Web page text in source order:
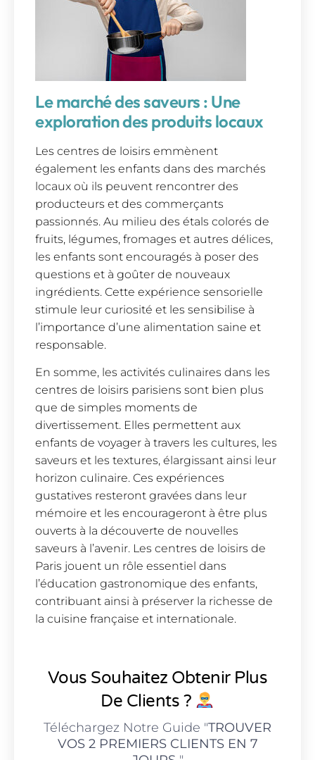
Le marché des saveurs : Une
exploration des produits locaux
Les centres de loisirs emmènent
également les enfants dans des marchés
locaux où ils peuvent rencontrer des
producteurs et des commerçants
passionnés. Au milieu des étals colorés de
fruits, légumes, fromages et autres délices,
les enfants sont encouragés à poser des
questions et à goûter de nouveaux
ingrédients. Cette expérience sensorielle
stimule leur curiosité et les sensibilise à
l’importance d’une alimentation saine et
responsable.
En somme, les activités culinaires dans les
centres de loisirs parisiens sont bien plus
que de simples moments de
divertissement. Elles permettent aux
enfants de voyager à travers les cultures, les
saveurs et les textures, élargissant ainsi leur
horizon culinaire. Ces expériences
gustatives resteront gravées dans leur
mémoire et les encourageront à être plus
ouverts à la découverte de nouvelles
saveurs à l’avenir. Les centres de loisirs de
Paris jouent un rôle essentiel dans
l’éducation gastronomique des enfants,
contribuant ainsi à préserver la richesse de
la cuisine française et internationale.
Vous Souhaitez Obtenir Plus
De Clients ?
Téléchargez Notre Guide "TROUVER
VOS 2 PREMIERS CLIENTS EN 7